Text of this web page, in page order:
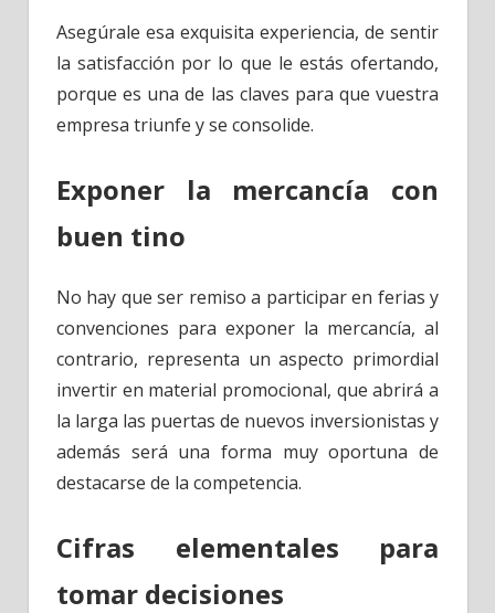
Asegúrale esa exquisita experiencia, de sentir
la satisfacción por lo que le estás ofertando,
porque es una de las claves para que vuestra
empresa triunfe y se consolide.
Exponer la mercancía con
buen tino
No hay que ser remiso a participar en ferias y
convenciones para exponer la mercancía, al
contrario, representa un aspecto primordial
invertir en material promocional, que abrirá a
la larga las puertas de nuevos inversionistas y
además será una forma muy oportuna de
destacarse de la competencia.
Cifras elementales para
tomar decisiones